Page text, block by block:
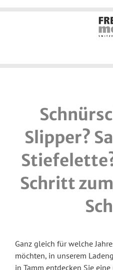
Slipper?
Schritt
Ganz gleich für welche
möchten, in unserem
in Tamm entdecken Sie